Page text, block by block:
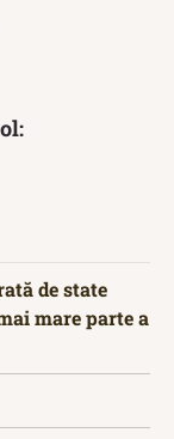
de state
mare parte a